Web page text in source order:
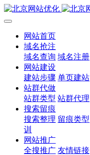
网站首页
域名抢注
域名查询 域名注册
网站建设
建站步骤 单页建站
站群代做
站群类型 站群代理
搜索留痕
搜索整理 留痕类型
训
网站推广
全搜推广 友情链接